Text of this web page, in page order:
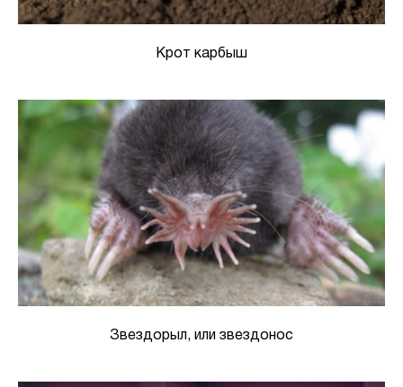
Крот карбыш
Звездорыл, или звездонос